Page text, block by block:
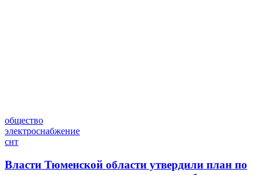
общество
электроснабжение
снт
Власти Тюменской области утвердили план по